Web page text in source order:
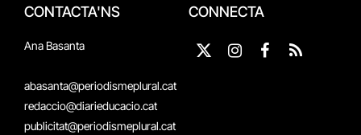
CONTACTA'NS
Ana Basanta
abasanta@periodismeplural.cat
redaccio@diarieducacio.cat
publicitat@periodismeplural.cat
CONNECTA
X
InstagramFacebook
RSS